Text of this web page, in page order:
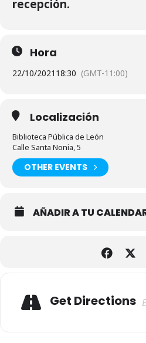
recepción.
Hora
22/10/2021 18:30 (GMT-11:00)
Localización
Biblioteca Pública de León
Calle Santa Nonia, 5
OTHER EVENTS
AÑADIR A TU
Get Directions